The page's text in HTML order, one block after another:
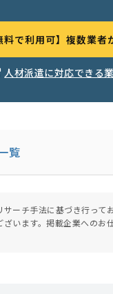
料で利用可】複数業
人材派遣に対応できる
覧
ーチ手法に基づき行って
います。掲載企業への